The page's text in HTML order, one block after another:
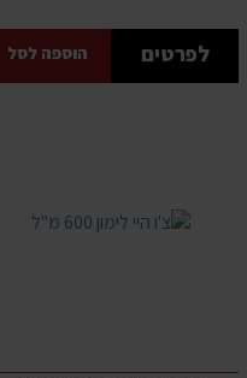
לפרטים הוספה לסל